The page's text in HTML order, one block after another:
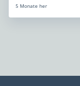
5 Monate her